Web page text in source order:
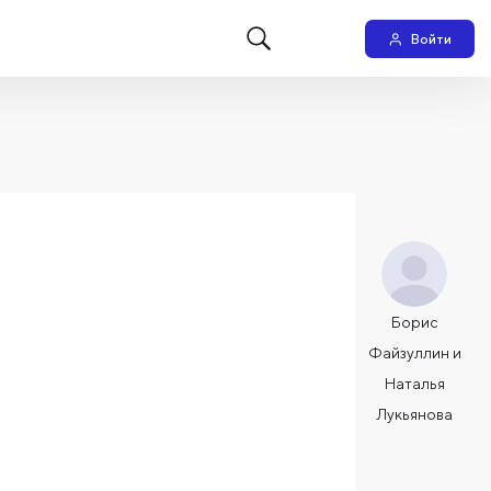
Войти
Борис
Файзуллин и
Наталья
Лукьянова